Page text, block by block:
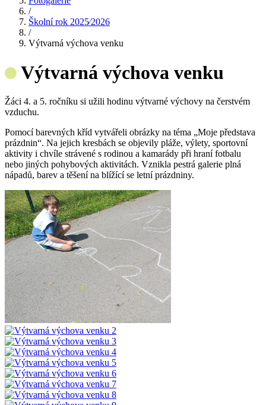
/
Školní rok 2025⁄2026
/
Výtvarná výchova venku
Výtvarná výchova venku
Žáci 4. a 5. ročníku si užili hodinu výtvarné výchovy na čerstvém
vzduchu.
Pomocí barevných kříd vytvářeli obrázky na téma „Moje představa
prázdnin“. Na jejich kresbách se objevily pláže, výlety, sportovní
aktivity i chvíle strávené s rodinou a kamarády při hraní fotbalu
nebo jiných pohybových aktivitách. Vznikla pestrá galerie plná
nápadů, barev a těšení na blížící se letní prázdniny.